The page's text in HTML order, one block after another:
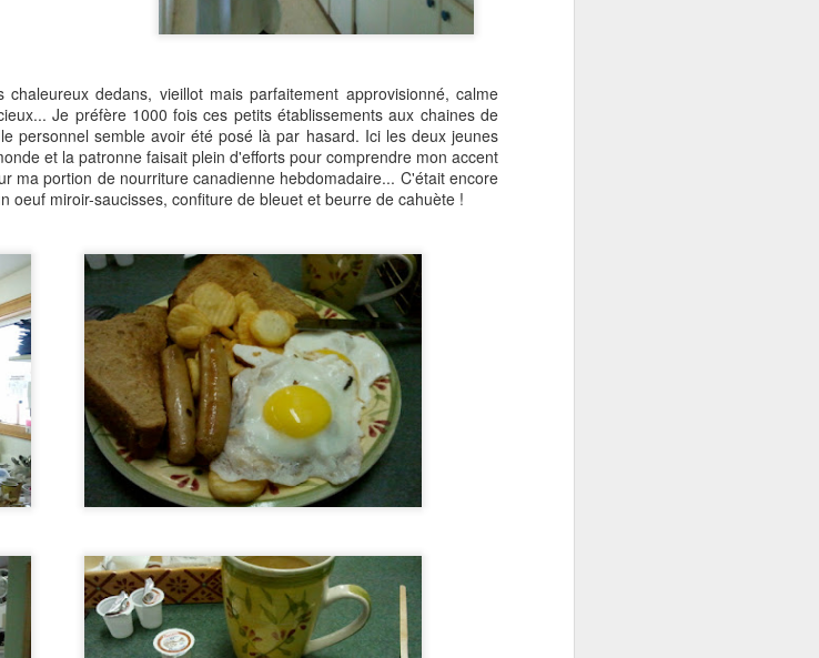
dedans, vieillot mais parfaitement approvisionné, calme
Je préfère 1000 fois ces petits établissements aux chaines de
personnel semble avoir été posé là par hasard. Ici les deux jeunes
et la patronne faisait plein d'efforts pour comprendre mon accent
ma portion de nourriture canadienne hebdomadaire... C'était encore
oeuf miroir-saucisses, confiture de bleuet et beurre de cahuète !